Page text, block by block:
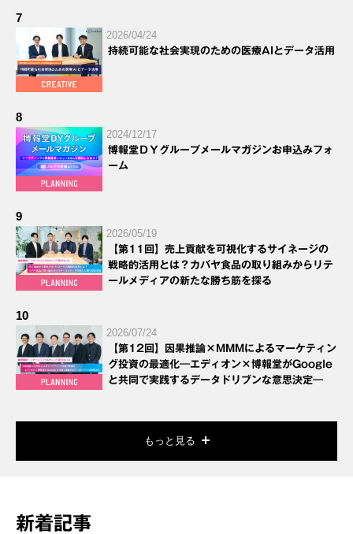
7
2026/04/24
持続可能な社会実現のための医療AIとデータ活用
8
2024/12/17
博報堂ＤＹグループメールマガジンお申込みフォ
ーム
9
2026/05/19
【第11回】売上貢献を可視化するサイネージの
戦略的活用とは？カバヤ食品の取り組みからリテ
ールメディアの新たな勝ち筋を探る
10
2026/07/24
【第12回】因果推論×MMMによるマーケティン
グ投資の最適化―エディオン×博報堂がGoogle
と共同で実践するデータドリブンな意思決定―
もっと見る
新着記事